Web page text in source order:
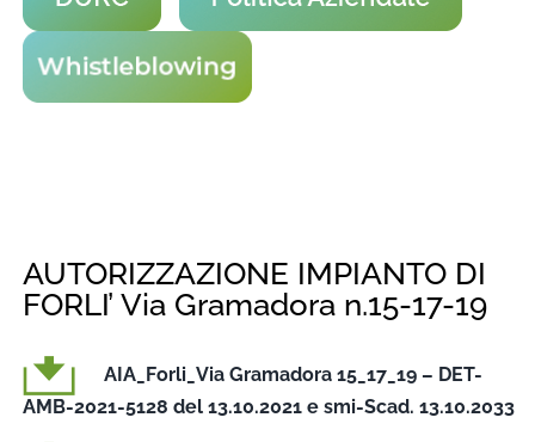
AUTORIZZAZIONE IMPIANTO DI
FORLI’ Via Gramadora n.15-17-19
AIA_Forli_Via Gramadora 15_17_19 – DET-
AMB-2021-5128 del 13.10.2021 e smi-Scad. 13.10.2033